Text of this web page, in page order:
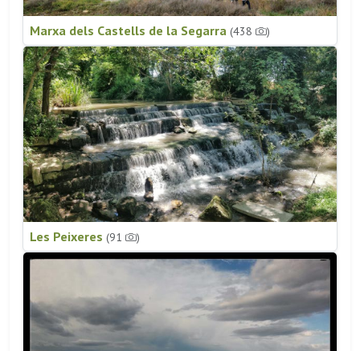
Marxa dels Castells de la Segarra (438 )
Les Peixeres (91 )